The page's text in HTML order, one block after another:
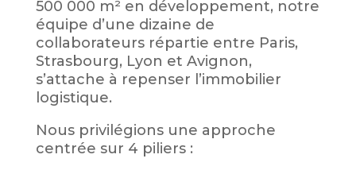
500 000 m² en développement, notre
équipe d’une dizaine de
collaborateurs répartie entre Paris,
Strasbourg, Lyon et Avignon,
s’attache à repenser l’immobilier
logistique.
Nous privilégions une approche
centrée sur 4 piliers :